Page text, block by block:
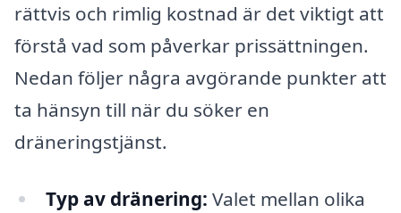
rättvis och rimlig kostnad är det viktigt att
förstå vad som påverkar prissättningen.
Nedan följer några avgörande punkter att
ta hänsyn till när du söker en
dräneringstjänst.
Typ av dränering: Valet mellan olika